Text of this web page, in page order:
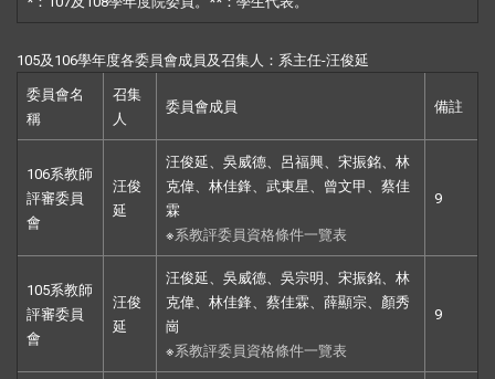
105及106學年度各委員會成員及召集人：系主任-汪俊延
委員會名
稱
召集
人
委員會成員 備註
106系教師
評審委員
會
汪俊
延
汪俊延、吳威德、呂福興、宋振銘、林
克偉、林佳鋒、武東星、曾文甲、蔡佳
霖
※系教評委員資格條件一覽表
9
105系教師
評審委員
會
汪俊
延
汪俊延、吳威德、吳宗明、宋振銘、林
克偉、林佳鋒、蔡佳霖、薛顯宗、顏秀
崗
※系教評委員資格條件一覽表
9